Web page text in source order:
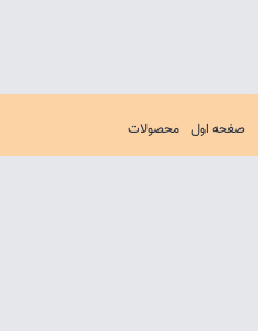
صفحه اول محصولات